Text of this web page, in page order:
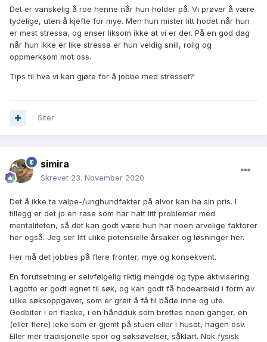
Det er vanskelig å roe henne når hun holder på. Vi prøver å være
tydelige, uten å kjefte for mye. Men hun mister litt hodet når hun
er mest stressa, og enser liksom ikke at vi er der. På en god dag
når hun ikke er like stressa er hun veldig snill, rolig og
oppmerksom mot oss.
Tips til hva vi kan gjøre for å jobbe med stresset?
Siter
simira
Skrevet 23. November 2020
Det å ikke ta valpe-/unghundfakter på alvor kan ha sin pris. I
tillegg er det jo en rase som har hatt litt problemer med
mentaliteten, så det kan godt være hun har noen arvelige faktorer
her også. Jeg ser litt ulike potensielle årsaker og løsninger her.
Her må det jobbes på flere fronter, mye og konsekvent.
En forutsetning er selvfølgelig riktig mengde og type aktivisering.
Lagotto er godt egnet til søk, og kan godt få hodearbeid i form av
ulike søksoppgaver, som er greit å få til både inne og ute.
Godbiter i en flaske, i en håndduk som brettes noen ganger, en
(eller flere) leke som er gjemt på stuen eller i huset, hagen osv.
Eller mer tradisjonelle spor og søksøvelser, såklart. Nok fysisk